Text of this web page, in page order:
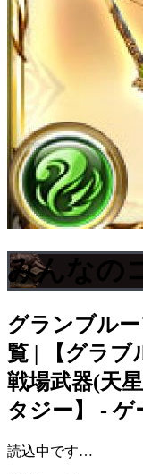
みんなの
グランブル
覧 | 【グラブ
戦場武器(天
タジー】 -
読込中です…